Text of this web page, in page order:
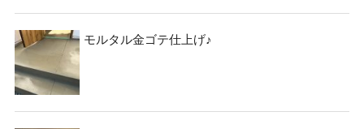
モルタル金ゴテ仕上げ♪